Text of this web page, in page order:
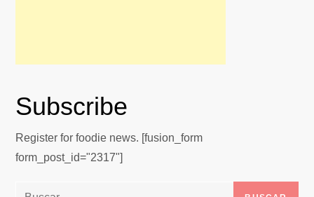
Subscribe
Register for foodie news. [fusion_form
form_post_id="2317"]
Buscar: